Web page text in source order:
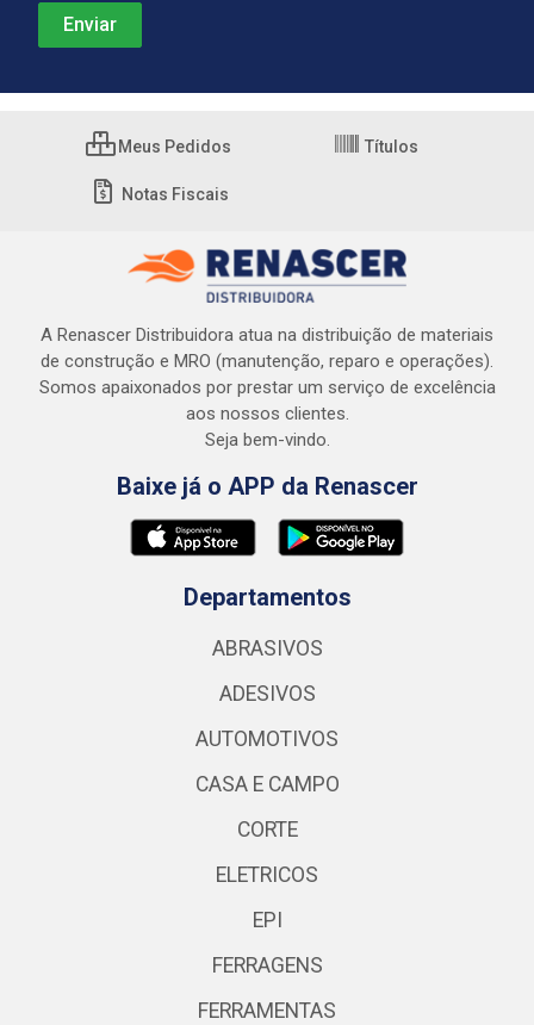
Meus Pedidos Títulos
Notas Fiscais
A Renascer Distribuidora atua na distribuição de materiais
de construção e MRO (manutenção, reparo e operações).
Somos apaixonados por prestar um serviço de excelência
aos nossos clientes.
Seja bem-vindo.
Baixe já o APP da Renascer
Departamentos
ABRASIVOS
ADESIVOS
AUTOMOTIVOS
CASA E CAMPO
CORTE
ELETRICOS
EPI
FERRAGENS
FERRAMENTAS